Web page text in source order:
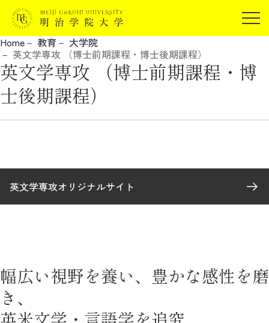
在学生の方
卒業生の方
企業・研究者の方
教育
研究
Home 教育
大学院
英文学専攻 （博士前期課程・博士後期課程）
英文学専攻 （博士前期課程・博
士後期課程）
英文学専攻オリジナルサイト
幅広い視野を養い、豊かな感性を磨
き、